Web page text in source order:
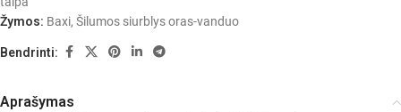
Žymos: Baxi, Šilumos siurblys oras-vanduo
Bendrinti:
Aprašymas